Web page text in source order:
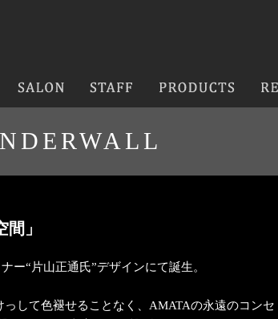
」
ー“片山正通氏”デザインにて誕生。
して色褪せることなく、AMATAの永遠のコンセ